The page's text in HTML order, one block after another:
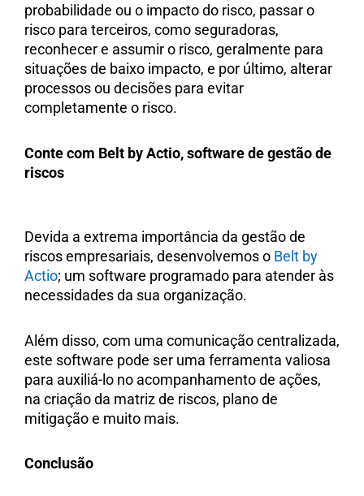
probabilidade ou o impacto do risco, passar o
risco para terceiros, como seguradoras,
reconhecer e assumir o risco, geralmente para
situações de baixo impacto, e por último, alterar
processos ou decisões para evitar
completamente o risco.
Conte com Belt by Actio, software de gestão de
riscos
Devida a extrema importância da gestão de
riscos empresariais, desenvolvemos o Belt by
Actio; um software programado para atender às
necessidades da sua organização.
Além disso, com uma comunicação centralizada,
este software pode ser uma ferramenta valiosa
para auxiliá-lo no acompanhamento de ações,
na criação da matriz de riscos, plano de
mitigação e muito mais.
Conclusão